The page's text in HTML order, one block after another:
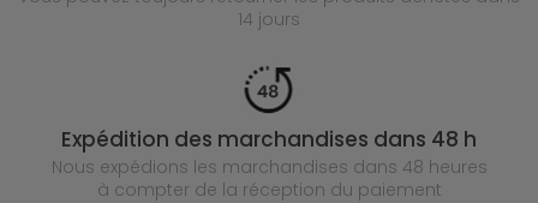
14 jours
Expédition des marchandises dans 48 h
Nous expédions les marchandises dans 48 heures
à compter de la réception du paiement